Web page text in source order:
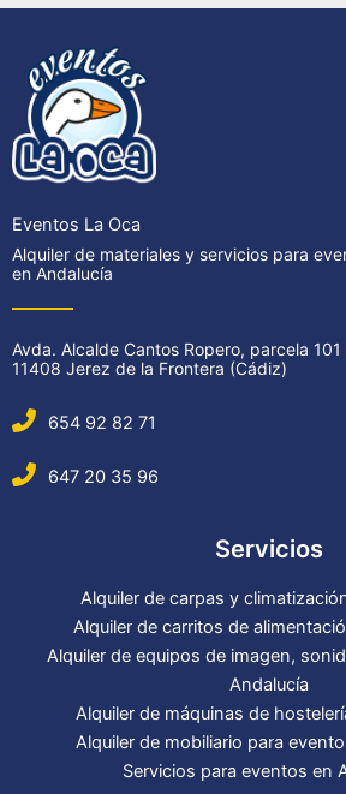
Eventos La Oca
Alquiler de materiales y servicios para
en Andalucía
Avda. Alcalde Cantos Ropero, parcela 101
11408 Jerez de la Frontera (Cádiz)
654 92 82 71
647 20 35 96
Servicios
Alquiler de carpas y
Alquiler de carritos de
Alquiler de equipos de imagen,
Andalucía
Alquiler de máquinas de
Alquiler de mobiliario para
Servicios para eventos en